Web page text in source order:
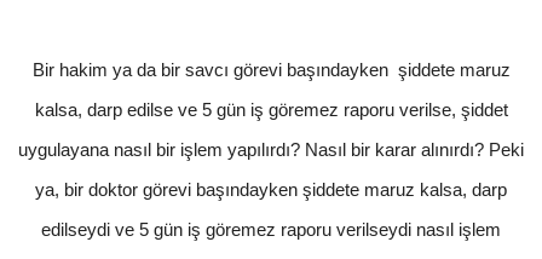
Bir hakim ya da bir savcı görevi başındayken şiddete maruz
kalsa, darp edilse ve 5 gün iş göremez raporu verilse, şiddet
uygulayana nasıl bir işlem yapılırdı? Nasıl bir karar alınırdı? Peki
ya, bir doktor görevi başındayken şiddete maruz kalsa, darp
edilseydi ve 5 gün iş göremez raporu verilseydi nasıl işlem